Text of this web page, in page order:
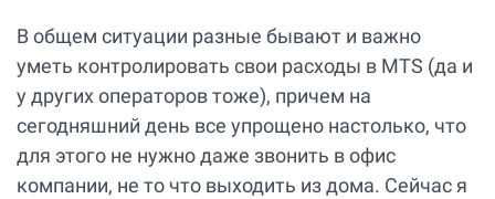
В общем ситуации разные бывают и важно
уметь контролировать свои расходы в MTS (да и
у других операторов тоже), причем на
сегодняшний день все упрощено настолько, что
для этого не нужно даже звонить в офис
компании, не то что выходить из дома. Сейчас я